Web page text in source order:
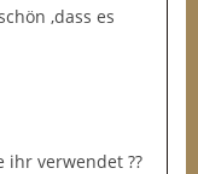
,dass es
ihr verwendet ??